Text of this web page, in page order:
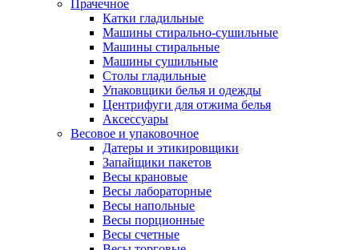
Прачечное
Катки гладильные
Машины стирально-сушильные
Машины стиральные
Машины сушильные
Столы гладильные
Упаковщики белья и одежды
Центрифуги для отжима белья
Аксессуары
Весовое и упаковочное
Датеры и этикировщики
Запайщики пакетов
Весы крановые
Весы лабораторные
Весы напольные
Весы порционные
Весы счетные